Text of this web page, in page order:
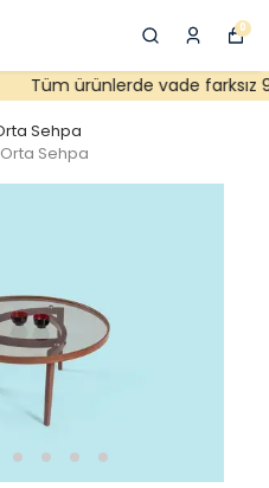
0
Tüm ürünlerde vade farksız 9
Sehpa
Sehpa